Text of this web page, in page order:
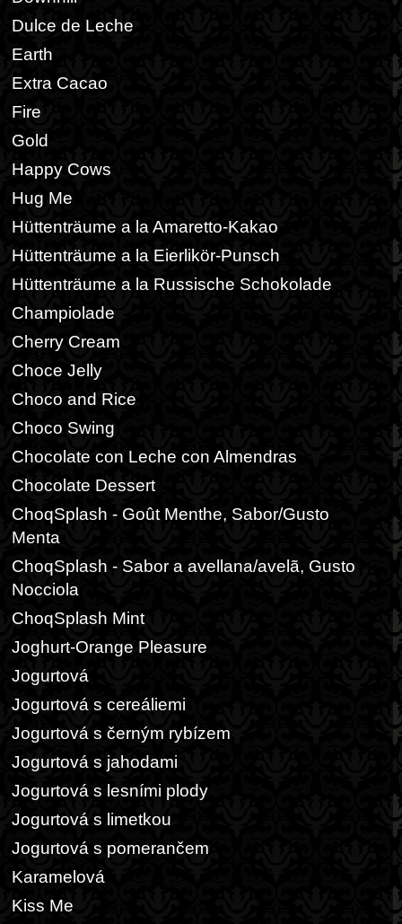
Dulce de Leche
Earth
Extra Cacao
Fire
Gold
Happy Cows
Hug Me
Hüttenträume a la Amaretto-Kakao
Hüttenträume a la Eierlikör-Punsch
Hüttenträume a la Russische Schokolade
Champiolade
Cherry Cream
Choce Jelly
Choco and Rice
Choco Swing
Chocolate con Leche con Almendras
Chocolate Dessert
ChoqSplash - Goût Menthe, Sabor/Gusto
Menta
ChoqSplash - Sabor a avellana/avelã, Gusto
Nocciola
ChoqSplash Mint
Joghurt-Orange Pleasure
Jogurtová
Jogurtová s cereáliemi
Jogurtová s černým rybízem
Jogurtová s jahodami
Jogurtová s lesními plody
Jogurtová s limetkou
Jogurtová s pomerančem
Karamelová
Kiss Me